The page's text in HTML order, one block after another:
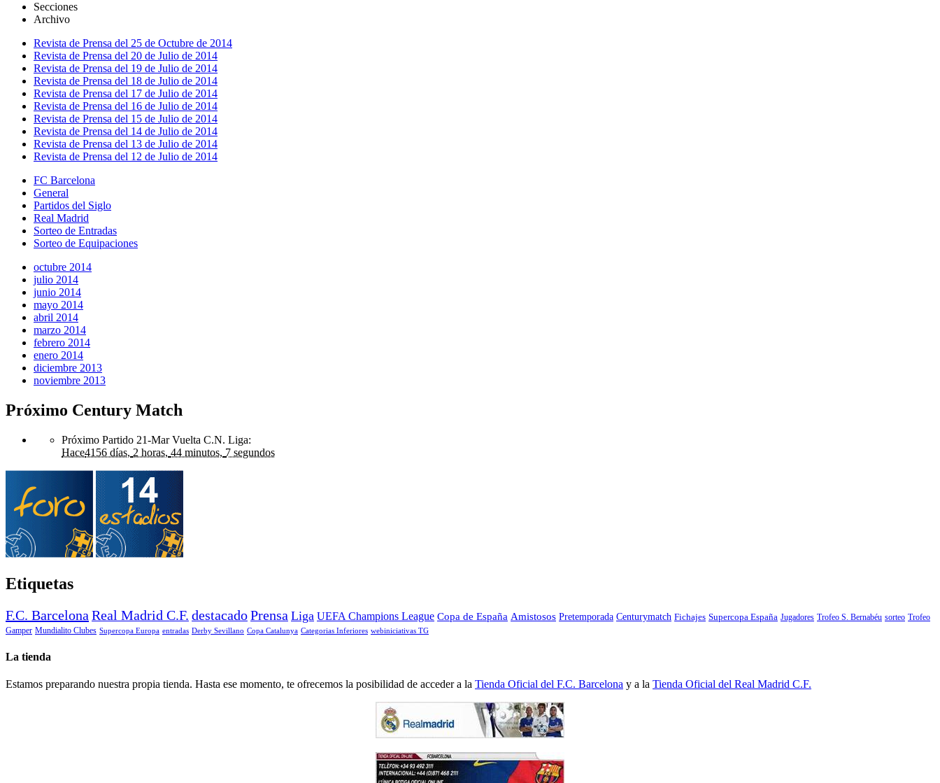
Secciones
Archivo
Revista de Prensa del 25 de Octubre de 2014
Revista de Prensa del 20 de Julio de 2014
Revista de Prensa del 19 de Julio de 2014
Revista de Prensa del 18 de Julio de 2014
Revista de Prensa del 17 de Julio de 2014
Revista de Prensa del 16 de Julio de 2014
Revista de Prensa del 15 de Julio de 2014
Revista de Prensa del 14 de Julio de 2014
Revista de Prensa del 13 de Julio de 2014
Revista de Prensa del 12 de Julio de 2014
FC Barcelona
General
Partidos del Siglo
Real Madrid
Sorteo de Entradas
Sorteo de Equipaciones
octubre 2014
julio 2014
junio 2014
mayo 2014
abril 2014
marzo 2014
febrero 2014
enero 2014
diciembre 2013
noviembre 2013
Próximo Century Match
Próximo Partido 21-Mar Vuelta C.N. Liga:
Hace4156 días, 2 horas, 44 minutos, 7 segundos
Etiquetas
F.C. Barcelona Real Madrid C.F. destacadoPrensa Liga UEFA Champions League Copa de España Amistosos Pretemporada Centurymatch Fichajes Supercopa España Jugadores Trofeo S. Bernabéu sorteo Trofeo
Gamper Mundialito Clubes Supercopa Europa entradas Derby Sevillano Copa Catalunya Categorias Inferiores webiniciativas TG
La tienda
Estamos preparando nuestra propia tienda. Hasta ese momento, te ofrecemos la posibilidad de acceder a la Tienda Oficial del F.C. Barcelona y a la Tienda Oficial del Real Madrid C.F.